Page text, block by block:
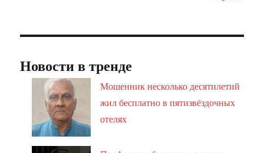
Новости в тренде
Мошенник несколько десятилетий
жил бесплатно в пятизвёздочных
отелях